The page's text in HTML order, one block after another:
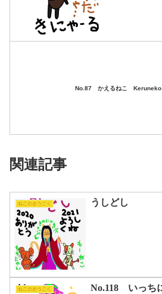
No.87 かえるねこ Keruneko
関連記事
ねこのおうこく うしどし
ねこのおうこく No.118 いっち